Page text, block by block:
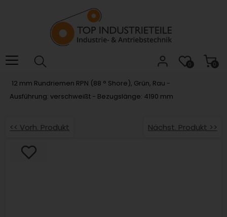
das
Barrierefreiheitsmenü
0
0
12 mm Rundriemen RPN (88 ° Shore), Grün, Rau -
Ausführung: verschweißt - Bezugslänge: 4190 mm
<< Vorh. Produkt Nächst. Produkt >>